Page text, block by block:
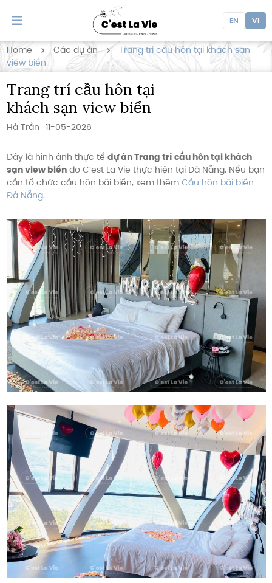
EN VI
Home Các dự án
Trang trí cầu hôn tại khách sạn
view biển
Trang trí cầu hôn tại
khách sạn view biển
Hà Trần 11-05-2026
Đây là hình ảnh thực tế dự án Trang trí cầu hôn tại khách
sạn view biểndo C’est La Vie thực hiện tại Đà Nẵng. Nếu bạn
cần tổ chức cầu hôn bãi biển, xem thêm Cầu hôn bãi biển
Đà Nẵng.